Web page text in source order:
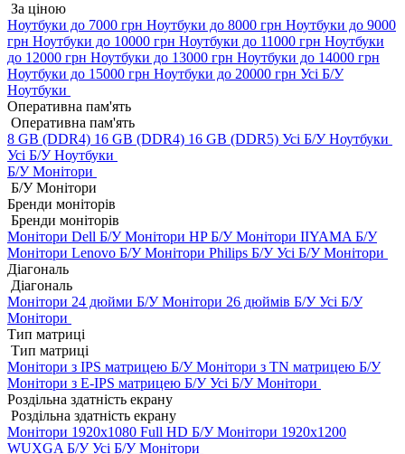
За ціною
Ноутбуки до 7000 грн Ноутбуки до 8000 грн Ноутбуки до 9000
грн Ноутбуки до 10000 грн Ноутбуки до 11000 грн Ноутбуки
до 12000 грн Ноутбуки до 13000 грн Ноутбуки до 14000 грн
Ноутбуки до 15000 грн Ноутбуки до 20000 грн Усі Б/У
Ноутбуки
Оперативна пам'ять
Оперативна пам'ять
8 GB (DDR4) 16 GB (DDR4) 16 GB (DDR5) Усі Б/У Ноутбуки
Усі Б/У Ноутбуки
Б/У Монітори
Б/У Монітори
Бренди моніторів
Бренди моніторів
Монітори Dell Б/УМонітори HP Б/УМонітори IIYAMA Б/У
Монітори Lenovo Б/УМонітори Philips Б/УУсі Б/У Монітори
Діагональ
Діагональ
Монітори 24 дюйми Б/УМонітори 26 дюймів Б/УУсі Б/У
Монітори
Тип матриці
Тип матриці
Монітори з IPS матрицею Б/УМонітори з TN матрицею Б/У
Монітори з E-IPS матрицею Б/УУсі Б/У Монітори
Роздільна здатність екрану
Роздільна здатність екрану
Монітори 1920x1080 Full HD Б/УМонітори 1920x1200
WUXGA Б/УУсі Б/У Монітори